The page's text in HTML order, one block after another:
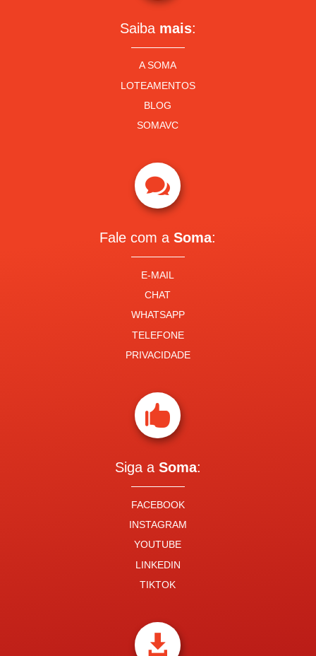
Saiba mais:
A SOMA
LOTEAMENTOS
BLOG
SOMAVC

Fale com aSoma:
E-MAIL
CHAT
WHATSAPP
TELEFONE
PRIVACIDADE

Siga a Soma:
FACEBOOK
INSTAGRAM
YOUTUBE
LINKEDIN
TIKTOK
